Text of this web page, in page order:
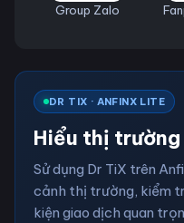
Group Zalo
DR TIX · ANFINX LITE
Hiểu thị
Sử dụng Dr TiX trên
cảnh thị trường, kiểm
kiện giao dịch quan